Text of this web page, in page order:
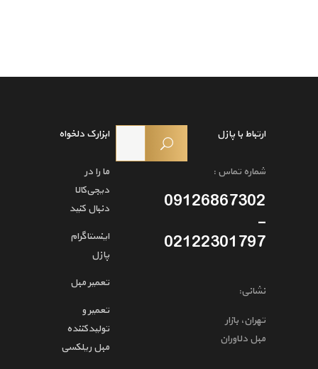
ارتباط با پازل
شماره تماس :
09126867302
-
02122301797
نشانی:
تهران، بازار
مبل دلاوران
ابزارک دلخواه
ما را در
دیجی‌کالا
دنبال کنید
اینستاگرام
پازل
تعمیر مبل
تعمیر و
تولیدکننده
مبل ریلکسی